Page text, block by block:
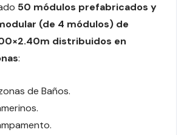
50 módulos prefabricados y
(de 4 módulos) de
distribuidos en
:
de Baños.